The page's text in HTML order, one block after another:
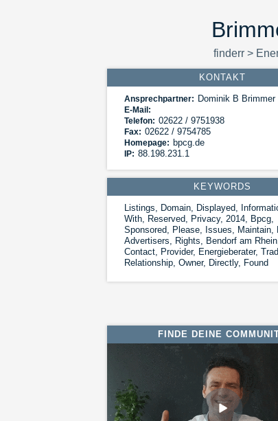
finderr>
KONTAKT
Ansprechpartner: Dominik B Brimmer
E-Mail:
Telefon: 02622 / 9751938
Fax: 02622 / 9754785
Homepage: bpcg.de
IP: 88.198.231.1
KEYWORDS
Listings, Domain, Displayed,
With, Reserved, Privacy, 2014, Bpcg,
Sponsored, Please, Issues, Maintain,
Advertisers, Rights, Bendorf am
Contact, Provider, Energieberater,
Relationship, Owner, Directly, Found
FINDE DEINE